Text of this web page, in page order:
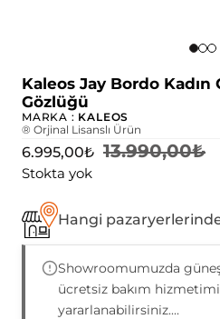
Kaleos Jay Bordo Kadın
Gözlüğü
MARKA : KALEOS
® Orjinal Lisanslı Ürün
13.990,00₺
6.995,00₺
Stokta yok
Hangi pazaryerlerinde
Showroomumuzda
ücretsiz bakım
yararlanabilirsiniz....